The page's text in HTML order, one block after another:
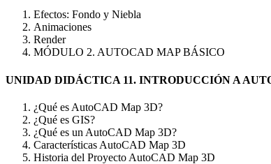
Efectos: Fondo y Niebla
Animaciones
Render
MÓDULO 2. AUTOCAD MAP BÁSICO
UNIDAD DIDÁCTICA 11. INTRODUCCIÓN A
¿Qué es AutoCAD Map 3D?
¿Qué es GIS?
¿Qué es un AutoCAD Map 3D?
Características AutoCAD Map 3D
Historia del Proyecto AutoCAD Map 3D